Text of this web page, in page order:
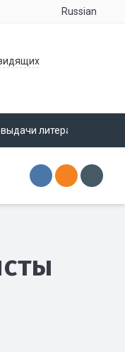
услугами
Russian
литературы